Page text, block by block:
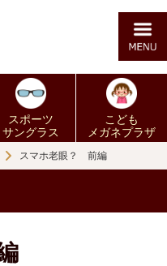
スポーツ
サングラス
こども
メガネプラザ
スマホ老眼？ 前編